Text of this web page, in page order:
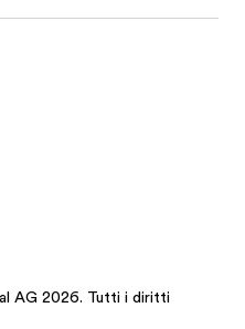
AG 2026. Tutti i diritti